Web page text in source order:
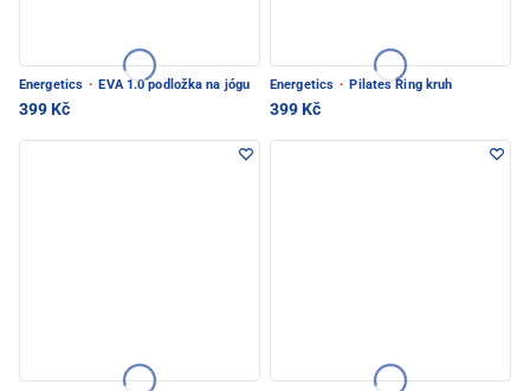
Energetics · EVA 1.0 podložka na jógu
399 Kč
Energetics · Pilates Ring kruh
399 Kč